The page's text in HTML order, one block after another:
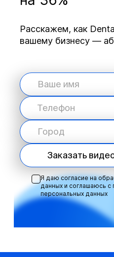
Расскажем, как
вашему бизнесу —
Заказать
Я даю согласие на
данных и соглашаюсь с
персональных данных